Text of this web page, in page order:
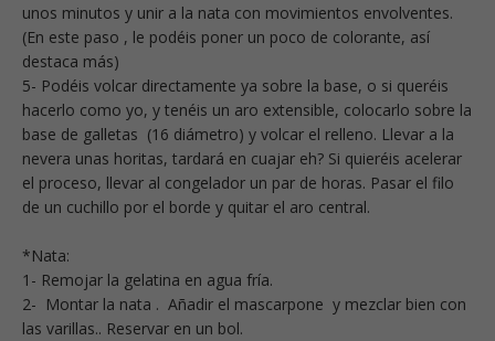
unos minutos y unir a la nata con movimientos envolventes.
(En este paso , le podéis poner un poco de colorante, así
destaca más)
5- Podéis volcar directamente ya sobre la base, o si queréis
hacerlo como yo, y tenéis un aro extensible, colocarlo sobre la
base de galletas (16 diámetro) y volcar el relleno. Llevar a la
nevera unas horitas, tardará en cuajar eh? Si quieréis acelerar
el proceso, llevar al congelador un par de horas. Pasar el filo
de un cuchillo por el borde y quitar el aro central.
*Nata:
1- Remojar la gelatina en agua fría.
2- Montar la nata . Añadir el mascarpone y mezclar bien con
las varillas.. Reservar en un bol.